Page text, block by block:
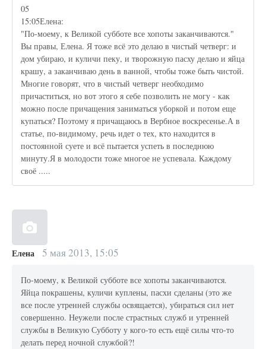
05
15:05Елена:
"По-моему, к Великой субботе все хопоты заканчиваются."
Вы правы, Елена. Я тоже всё это делаю в чистый четверг: и
дом убираю, и куличи пеку, и творожную пасху делаю и яйца
крашу, а заканчиваю день в ванной, чтобы тоже быть чистой.
Многие говорят, что в чистый четверг необходимо
причаститься, но вот этого я себе позволить не могу - как
можно после причащения заниматься уборкой и потом еще
купаться? Поэтому я причащаюсь в Вербное воскресенье.А в
статье, по-видимому, речь идет о тех, кто находится в
постоянной суете и всё пытается успеть в последнюю
минуту.Я в молодости тоже многое не успевала. Каждому
своё .....
Елена 5 мая 2013, 15:05
По-моему, к Великой субботе все хопоты заканчиваются.
Яйца покрашены, куличи куплены, пасхи сделаны (это же
все после утренней службы освящается), убираться сил нет
совершенно. Неужели после страстных служб и утренней
службы в Великую Субботу у кого-то есть ещё силы что-то
делать перед ночной службой?!